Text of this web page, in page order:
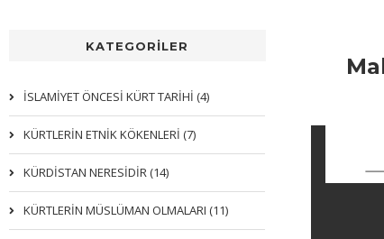
KATEGORİLER
İSLAMİYET ÖNCESİ KÜRT TARİHİ (4)
KÜRTLERIN ETNIK KÖKENLERI (7)
KÜRDİSTAN NERESİDİR (14)
KÜRTLERİN MÜSLÜMAN OLMALARI (11)